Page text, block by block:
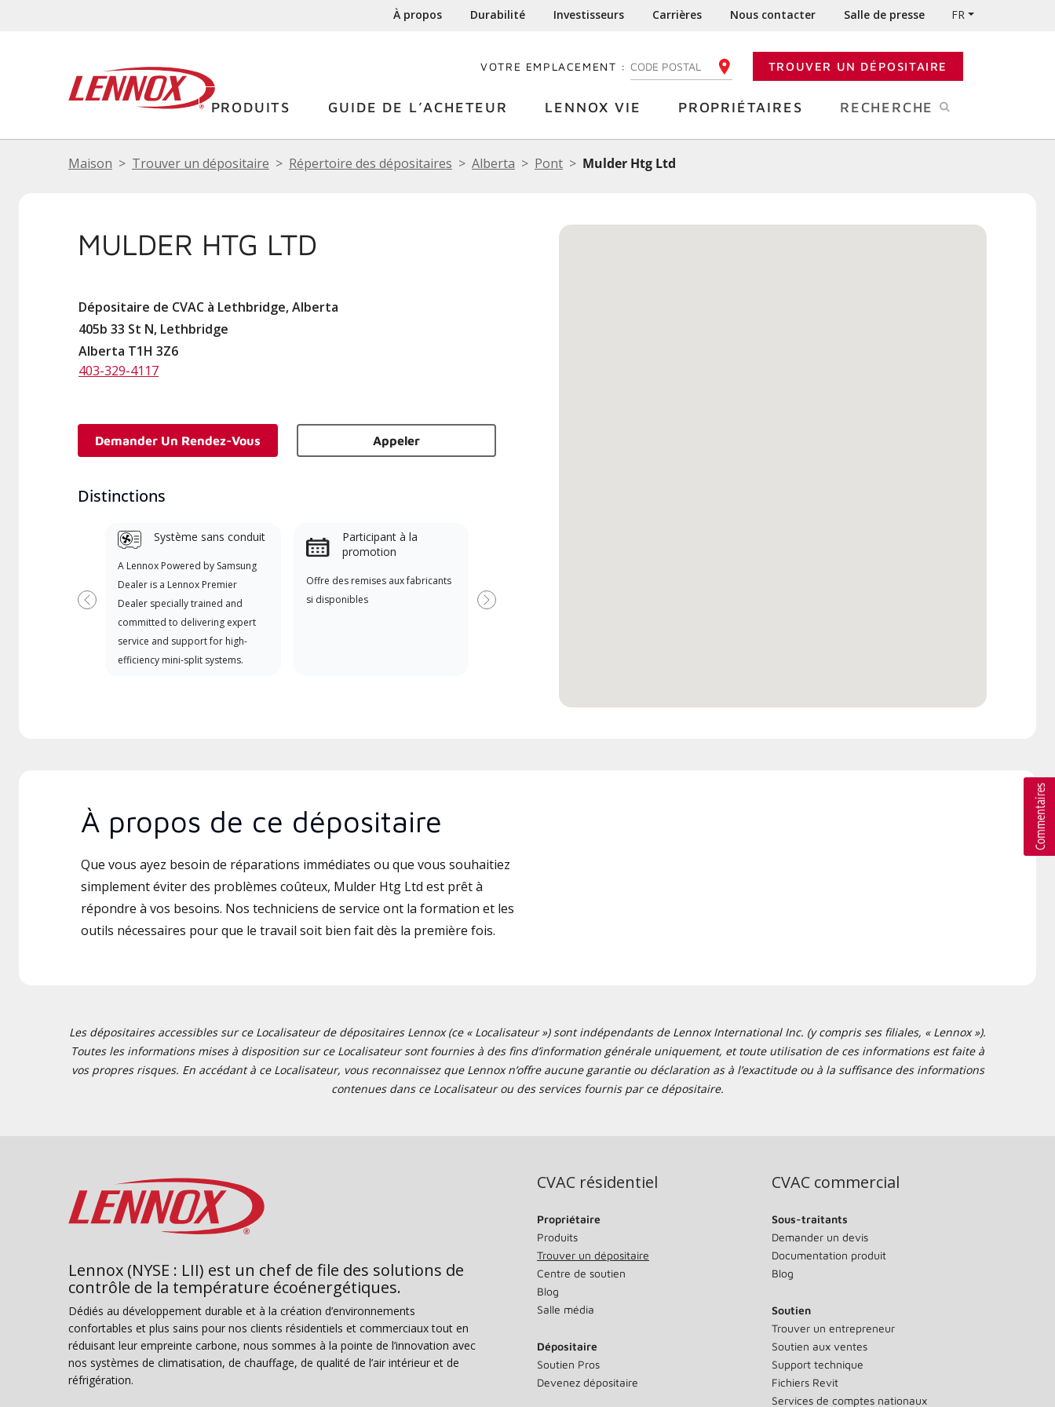
À propos Durabilité Investisseurs Carrières Nous contacter Salle de presse FR
VOTRE EMPLACEMENT : ENTREZ VOTRE CODE POSTALTROUVER UN DÉPOSITAIRE
PRODUITS GUIDE DE L’ACHETEUR LENNOX VIE PROPRIÉTAIRES RECHERCHE
Maison Trouver un dépositaire Répertoire des dépositaires Alberta Pont Mulder Htg Ltd
MULDER HTG LTD
Dépositaire de CVAC à Lethbridge, Alberta
405b 33 St N, Lethbridge
Alberta T1H 3Z6
403-329-4117
Demander Un Rendez-Vous Appeler
Distinctions
Système sans conduit
A Lennox Powered by Samsung
Dealer is a Lennox Premier
Dealer specially trained and
committed to delivering expert
service and support for high-
efficiency mini-split systems.
Participant à la
promotion
Offre des remises aux fabricants
si disponibles
Previous Next
À propos de ce dépositaire
Que vous ayez besoin de réparations immédiates ou que vous souhaitiez
simplement éviter des problèmes coûteux, Mulder Htg Ltd est prêt à
répondre à vos besoins. Nos techniciens de service ont la formation et les
outils nécessaires pour que le travail soit bien fait dès la première fois.
Les dépositaires accessibles sur ce Localisateur de dépositaires Lennox (ce « Localisateur ») sont indépendants de Lennox International Inc. (y compris ses filiales, « Lennox »).
Toutes les informations mises à disposition sur ce Localisateur sont fournies à des fins d’information générale uniquement, et toute utilisation de ces informations est faite à
vos propres risques. En accédant à ce Localisateur, vous reconnaissez que Lennox n’offre aucune garantie ou déclaration as à l’exactitude ou à la suffisance des informations
contenues dans ce Localisateur ou des services fournis par ce dépositaire.
Lennox (NYSE : LII) est un chef de file des solutions de
contrôle de la température écoénergétiques.
Dédiés au développement durable et à la création d’environnements
confortables et plus sains pour nos clients résidentiels et commerciaux tout en
réduisant leur empreinte carbone, nous sommes à la pointe de l’innovation avec
nos systèmes de climatisation, de chauffage, de qualité de l’air intérieur et de
réfrigération.
CVAC résidentiel
Propriétaire
Produits
Trouver un dépositaire
Centre de soutien
Blog
Salle média
Dépositaire
Soutien Pros
Devenez dépositaire
CVAC commercial
Sous-traitants
Demander un devis
Documentation produit
Blog
Soutien
Trouver un entrepreneur
Soutien aux ventes
Support technique
Fichiers Revit
Services de comptes nationaux